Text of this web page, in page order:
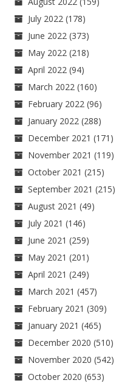
July 2022 (178)
June 2022 (373)
May 2022 (218)
April 2022 (94)
March 2022 (160)
February 2022 (96)
January 2022 (288)
December 2021 (171)
November 2021 (119)
October 2021 (215)
September 2021 (215)
August 2021 (49)
July 2021 (146)
June 2021 (259)
May 2021 (201)
April 2021 (249)
March 2021 (457)
February 2021 (309)
January 2021 (465)
December 2020 (510)
November 2020 (542)
October 2020 (653)